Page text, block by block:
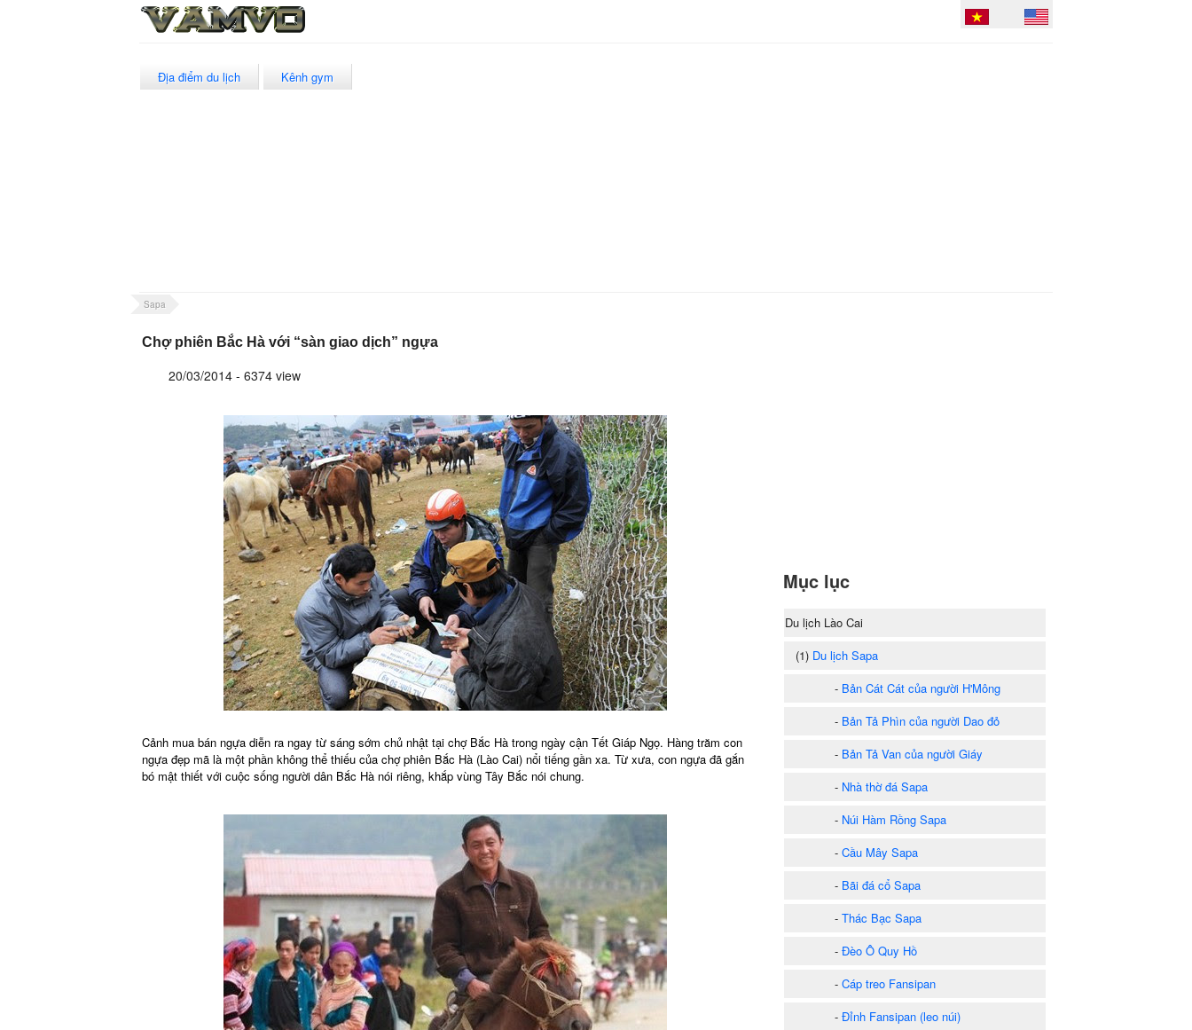
Địa điểm du lịch Kênh gym
Sapa
Chợ phiên Bắc Hà với “sàn giao dịch” ngựa
20/03/2014 - 6374 view
Cảnh mua bán ngựa diễn ra ngay từ sáng sớm chủ nhật tại chợ Bắc Hà trong ngày cận Tết Giáp Ngọ. Hàng trăm con
ngựa đẹp mã là một phần không thể thiếu của chợ phiên Bắc Hà (Lào Cai) nổi tiếng gần xa. Từ xưa, con ngựa đã gắn
bó mật thiết với cuộc sống người dân Bắc Hà nói riêng, khắp vùng Tây Bắc nói chung.
Mục lục
Du lịch Lào Cai
(1) Du lịch Sapa
- Bản Cát Cát của người H'Mông
- Bản Tả Phìn của người Dao đỏ
- Bản Tả Van của người Giáy
- Nhà thờ đá Sapa
- Núi Hàm Rồng Sapa
- Cầu Mây Sapa
- Bãi đá cổ Sapa
- Thác Bạc Sapa
- Đèo Ô Quy Hồ
- Cáp treo Fansipan
- Đỉnh Fansipan (leo núi)